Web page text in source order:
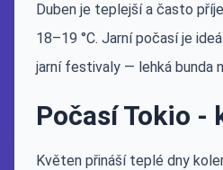
Duben je teplejší a často
18–19 °C. Jarní počasí je
jarní festivaly — lehká bunda
Počasí Tokio -
Květen přináší teplé dny